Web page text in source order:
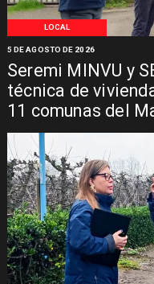
LOCAL
Seremi MINVU y
técnica de
11 comunas del
5 DE AGOSTO DE 2026